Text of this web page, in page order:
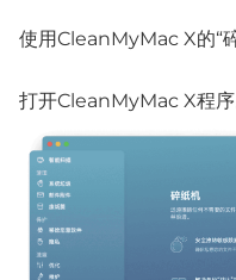
使用CleanMyMac X的“
打开CleanMyMac X程